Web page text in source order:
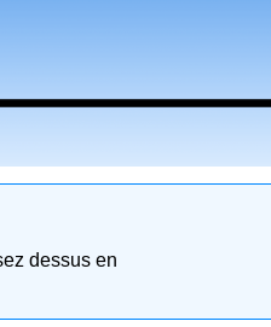
dessus en